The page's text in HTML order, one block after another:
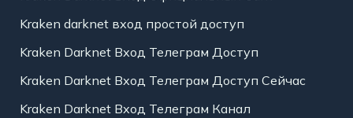
Kraken darknet вход простой доступ
Kraken Darknet Вход Телеграм Доступ
Kraken Darknet Вход Телеграм Доступ Сейчас
Kraken Darknet Вход Телеграм Канал